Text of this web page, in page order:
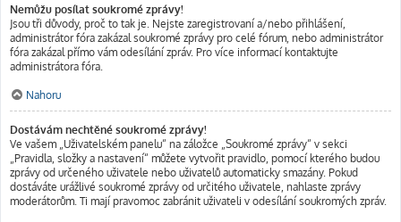
Nemůžu posílat soukromé zprávy!
Jsou tři důvody, proč to tak je. Nejste zaregistrovaní a/nebo přihlášení,
administrátor fóra zakázal soukromé zprávy pro celé fórum, nebo administrátor
fóra zakázal přímo vám odesílání zpráv. Pro více informací kontaktujte
administrátora fóra.
Nahoru
Dostávám nechtěné soukromé zprávy!
Ve vašem „Uživatelském panelu“ na záložce „Soukromé zprávy“ v sekci
„Pravidla, složky a nastavení“ můžete vytvořit pravidlo, pomocí kterého budou
zprávy od určeného uživatele nebo uživatelů automaticky smazány. Pokud
dostáváte urážlivé soukromé zprávy od určitého uživatele, nahlaste zprávy
moderátorům. Ti mají pravomoc zabránit uživateli v odesílání soukromých zpráv.